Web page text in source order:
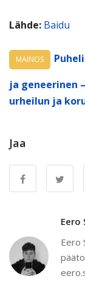
Lähde: Baidu
MAINOS
ja geneerinen
urheilun ja
Jaa
Eero
Eero